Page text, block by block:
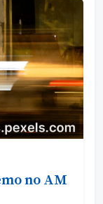
по АМ